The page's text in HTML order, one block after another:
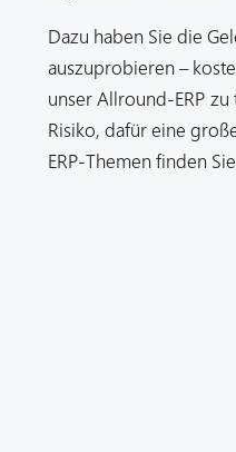
Dazu haben Sie die
auszuprobieren –
unser Allround-ERP
Risiko, dafür eine
ERP-Themen finden